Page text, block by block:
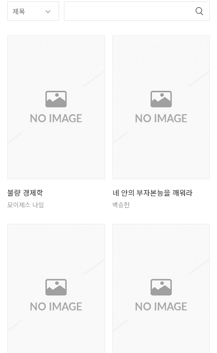
불량 경제학
모이제스 나임
네 안의 부자본능을 깨워라
백승헌